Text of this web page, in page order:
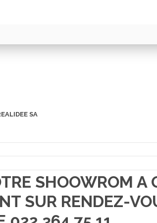
SA
SHOOWROM A
SUR RENDEZ-